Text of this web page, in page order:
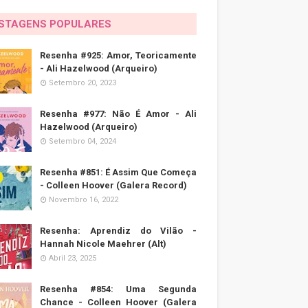
POPULARES
Resenha #925: Amor, Teoricamente
- Ali Hazelwood (Arqueiro)
Setembro 20, 2023
Resenha #977: Não É Amor - Ali
Hazelwood (Arqueiro)
Setembro 04, 2024
Resenha #851: É Assim Que Começa
- Colleen Hoover (Galera Record)
Novembro 16, 2022
Resenha: Aprendiz do Vilão -
Hannah Nicole Maehrer (Alt)
Abril 23, 2025
Resenha #854: Uma Segunda
Chance - Colleen Hoover (Galera